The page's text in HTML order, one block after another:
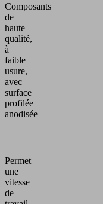
Composants
de
haute
qualité,
à
faible
usure,
avec
surface
profilée
anodisée
Permet
une
vitesse
de